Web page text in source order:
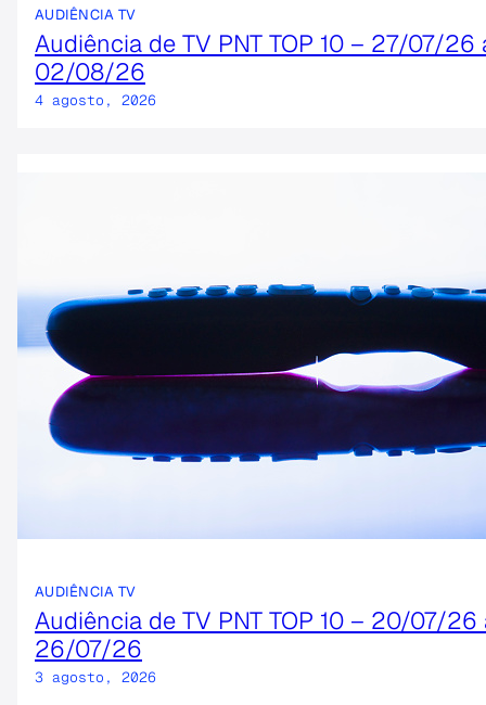
AUDIÊNCIA TV
Audiência de TV PNT TOP 10 – 27/07/26
02/08/26
4 agosto, 2026
AUDIÊNCIA TV
Audiência de TV PNT TOP 10 – 20/07/26
26/07/26
3 agosto, 2026